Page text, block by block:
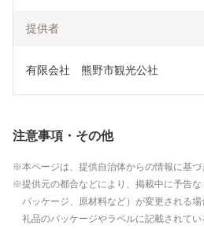
提供者
有限会社　熊野市観光公社
注意事項・その他
本ページは、提供自治体からの情報に基づ
提供元の都合などにより、掲載中に予告な
パッケージ、原材料など）が変更される
礼品のパッケージやラベルに記載されて